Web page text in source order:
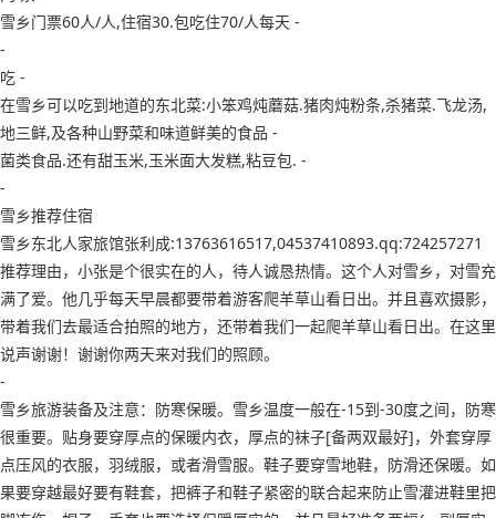
雪乡门票60人/人,住宿30.包吃住70/人每天 -
-
吃 -
在雪乡可以吃到地道的东北菜:小笨鸡炖蘑菇.猪肉炖粉条,杀猪菜.飞龙汤,
地三鲜,及各种山野菜和味道鲜美的食品 -
菌类食品.还有甜玉米,玉米面大发糕,粘豆包. -
-
雪乡推荐住宿
雪乡东北人家旅馆张利成:13763616517,04537410893.qq:724257271
推荐理由，小张是个很实在的人，待人诚恳热情。这个人对雪乡，对雪充
满了爱。他几乎每天早晨都要带着游客爬羊草山看日出。并且喜欢摄影，
带着我们去最适合拍照的地方，还带着我们一起爬羊草山看日出。在这里
说声谢谢！谢谢你两天来对我们的照顾。
-
雪乡旅游装备及注意：防寒保暖。雪乡温度一般在-15到-30度之间，防寒
很重要。贴身要穿厚点的保暖内衣，厚点的袜子[备两双最好]，外套穿厚
点压风的衣服，羽绒服，或者滑雪服。鞋子要穿雪地鞋，防滑还保暖。如
果要穿越最好要有鞋套，把裤子和鞋子紧密的联合起来防止雪灌进鞋里把